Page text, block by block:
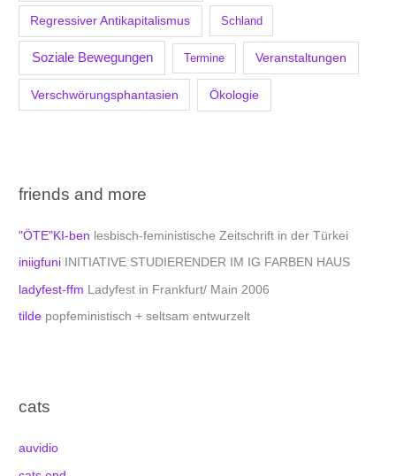
Regressiver Antikapitalismus Schland
Soziale Bewegungen Termine Veranstaltungen
Verschwörungsphantasien Ökologie
friends and more
"ÖTE"KI-ben lesbisch-feministische Zeitschrift in der Türkei
iniigfuni INITIATIVE STUDIERENDER IM IG FARBEN HAUS
ladyfest-ffm Ladyfest in Frankfurt/ Main 2006
tilde popfeministisch + seltsam entwurzelt
cats
auvidio